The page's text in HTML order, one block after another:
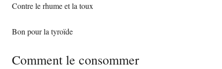
Contre le rhume et la toux
Bon pour la tyroïde
Comment le consommer